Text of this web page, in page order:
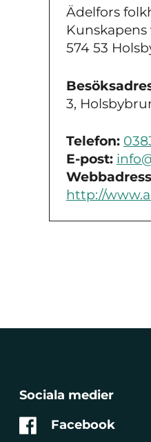
Ädelfors
Kunskapens
574 53
3,
Telefon:
E-post:
http://
Sociala medier
Facebook